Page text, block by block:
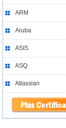
ARM
Aruba
ASIS
ASQ
Atlassian